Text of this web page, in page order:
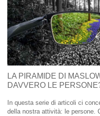
LA PIRAMIDE DI
DAVVERO LE
In questa serie di articoli ci
della nostra attività: le persone.